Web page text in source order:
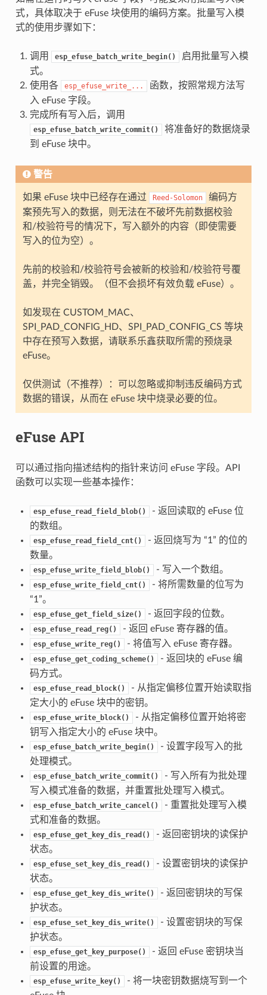
式，具体取决于 eFuse 块使用的编码方案。批量写入模
式的使用步骤如下：
调用 esp_efuse_batch_write_begin()
启用批量写入模
式。
使用各
esp_efuse_write_...
函数，按照常规方法写
入 eFuse 字段。
完成所有写入后，调用
esp_efuse_batch_write_commit()
将准备好的数据烧录
到 eFuse 块中。
警告
如果 eFuse 块中已经存在通过 Reed-Solomon
编码方
案预先写入的数据，则无法在不破坏先前数据校验
和/校验符号的情况下，写入额外的内容（即使需要
写入的位为空）。
先前的校验和/校验符号会被新的校验和/校验符号覆
盖，并完全销毁。（但不会损坏有效负载 eFuse）。
如发现在 CUSTOM_MAC、
SPI_PAD_CONFIG_HD、SPI_PAD_CONFIG_CS 等块
中存在预写入数据，请联系乐鑫获取所需的预烧录
eFuse。
仅供测试（不推荐）：可以忽略或抑制违反编码方式
数据的错误，从而在 eFuse 块中烧录必要的位。
eFuse API
可以通过指向描述结构的指针来访问 eFuse 字段。API
函数可以实现一些基本操作：
esp_efuse_read_field_blob()
- 返回读取的 eFuse 位
的数组。
esp_efuse_read_field_cnt()
- 返回烧写为 “1” 的位的
数量。
esp_efuse_write_field_blob() - 写入一个数组。
esp_efuse_write_field_cnt()
- 将所需数量的位写为
“1”。
esp_efuse_get_field_size() - 返回字段的位数。
esp_efuse_read_reg() - 返回 eFuse 寄存器的值。
esp_efuse_write_reg() - 将值写入 eFuse 寄存器。
esp_efuse_get_coding_scheme()
- 返回块的 eFuse 编
码方式。
esp_efuse_read_block()
- 从指定偏移位置开始读取指
定大小的 eFuse 块中的密钥。
esp_efuse_write_block()
- 从指定偏移位置开始将密
钥写入指定大小的 eFuse 块中。
esp_efuse_batch_write_begin()
- 设置字段写入的批
处理模式。
esp_efuse_batch_write_commit()
- 写入所有为批处理
写入模式准备的数据，并重置批处理写入模式。
esp_efuse_batch_write_cancel()
- 重置批处理写入模
式和准备的数据。
esp_efuse_get_key_dis_read()
- 返回密钥块的读保护
状态。
esp_efuse_set_key_dis_read()
- 设置密钥块的读保护
状态。
esp_efuse_get_key_dis_write()
- 返回密钥块的写保
护状态。
esp_efuse_set_key_dis_write()
- 设置密钥块的写保
护状态。
esp_efuse_get_key_purpose()
- 返回 eFuse 密钥块当
前设置的用途。
esp_efuse_write_key()
- 将一块密钥数据烧写到一个